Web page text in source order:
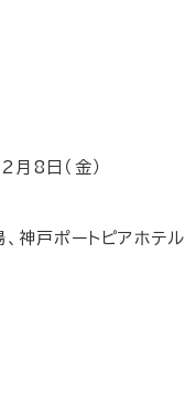
月8日（金）
神戸ポートピアホテル